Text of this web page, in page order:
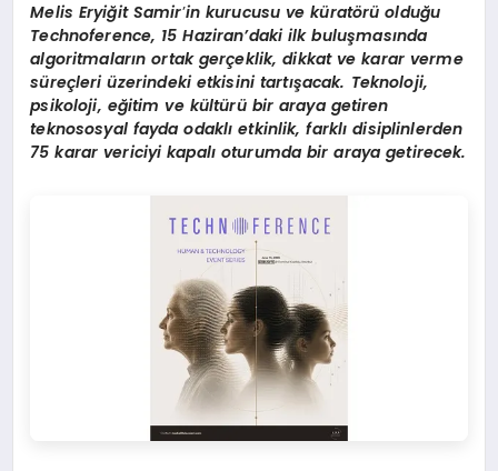
Melis Eryiğit Samir’in kurucusu ve küratörü olduğu
Technoference, 15 Haziran’daki ilk buluşmasında
algoritmaların ortak gerçeklik, dikkat ve karar verme
süreçleri üzerindeki etkisini tartışacak. Teknoloji,
psikoloji, eğitim ve kültürü bir araya getiren
teknososyal fayda odaklı etkinlik, farklı disiplinlerden
75 karar vericiyi kapalı oturumda bir araya getirecek.